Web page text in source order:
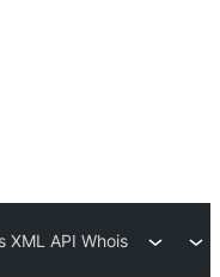
XML API Whois